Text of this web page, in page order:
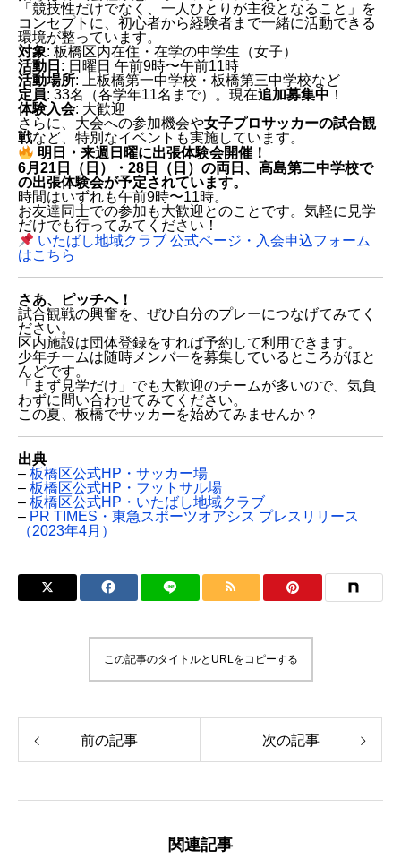
「競技性だけでなく、一人ひとりが主役となること」を
コンセプトに、初心者から経験者まで一緒に活動できる
環境が整っています。
対象: 板橋区内在住・在学の中学生（女子）
活動日 : 日曜日 午前9時〜午前11時
活動場所: 上板橋第一中学校・板橋第三中学校など
定員: 33名（各学年11名まで）。現在追加募集中 ！
体験入会: 大歓迎
さらに、大会への参加機会や女子プロサッカーの試合観
戦など、特別なイベントも実施しています。
明日・来週日曜に出張体験会開催！
6月21日（日）・28日（日）の両日、高島第二中学校で
の出張体験会が予定されています。
時間はいずれも午前9時〜11時。
お友達同士での参加も大歓迎とのことです。気軽に見学
だけでも行ってみてください！
いたばし地域クラブ 公式ページ・入会申込フォーム
はこちら
さあ、ピッチへ！
試合観戦の興奮を、ぜひ自分のプレーにつなげてみてく
ださい。
区内施設は団体登録をすれば予約して利用できます。
少年チームは随時メンバーを募集しているところがほと
んどです。
「まず見学だけ」でも大歓迎のチームが多いので、気負
わずに問い合わせてみてください。
この夏、板橋でサッカーを始めてみませんか？
出典
– 板橋区公式HP・サッカー場
– 板橋区公式HP・フットサル場
– 板橋区公式HP・いたばし地域クラブ
– PR TIMES・東急スポーツオアシス プレスリリース
（2023年4月）
この記事のタイトルとURLをコピーする
前の記事 次の記事
関連記事
FCプリマヴェーラ
ブルーイーグルス
CAテンペスタ（Club Atletico di TEMPESTA）
中学生女子に朗報！「いたばし地域クラブ 女子サ
ッカークラブ」
明日・来週日曜に出張体験会開催！
さあ、ピッチへ！